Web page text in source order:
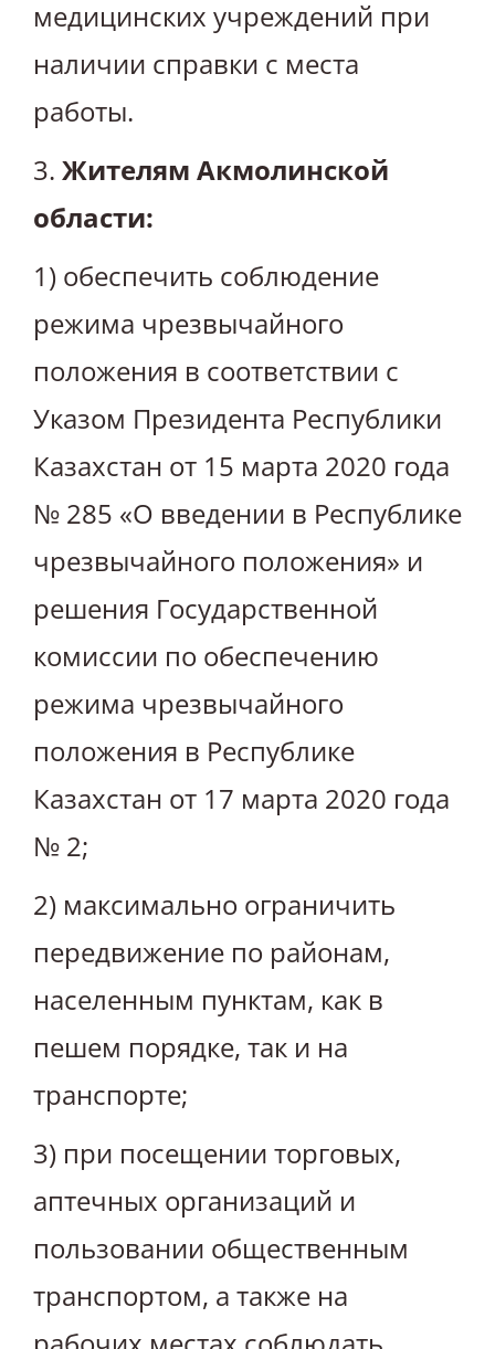
медицинских учреждений при
наличии справки с места
работы.
3. Жителям Акмолинской
области:
1) обеспечить соблюдение
режима чрезвычайного
положения в соответствии с
Указом Президента Республики
Казахстан от 15 марта 2020 года
№ 285 «О введении в Республике
чрезвычайного положения» и
решения Государственной
комиссии по обеспечению
режима чрезвычайного
положения в Республике
Казахстан от 17 марта 2020 года
№ 2;
2) максимально ограничить
передвижение по районам,
населенным пунктам, как в
пешем порядке, так и на
транспорте;
3) при посещении торговых,
аптечных организаций и
пользовании общественным
транспортом, а также на